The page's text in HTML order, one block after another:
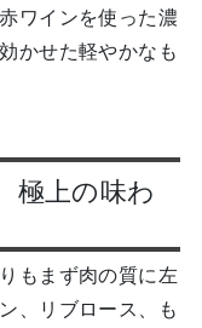
ワインを使った濃
かせた軽やかなも
極上の味わ
もまず肉の質に左
、リブロース、も